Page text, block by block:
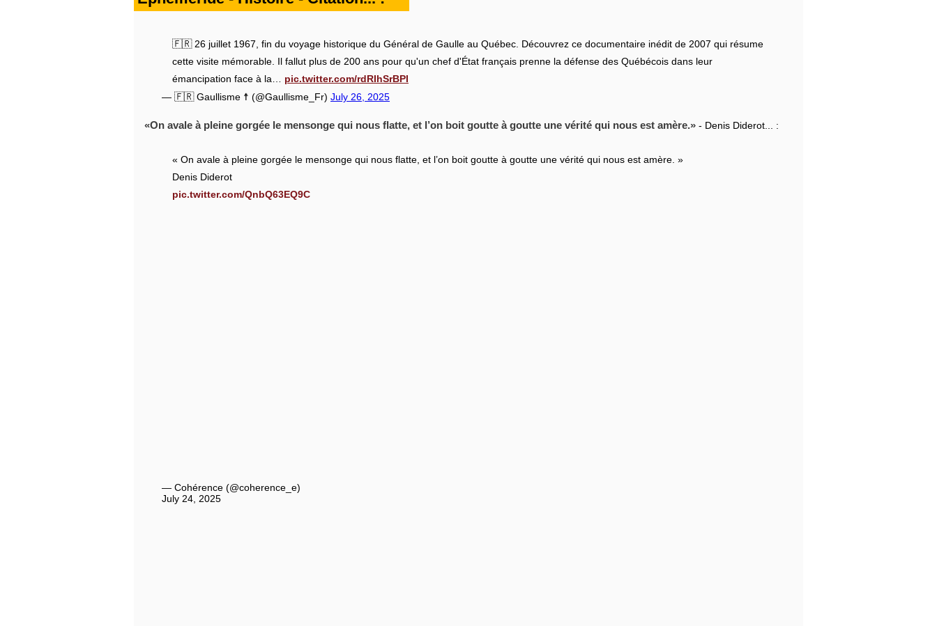
🇫🇷 26 juillet 1967, fin du voyage historique du Général de Gaulle au Québec. Découvrez ce documentaire inédit de 2007 qui résume
cette visite mémorable. Il fallut plus de 200 ans pour qu'un chef d'État français prenne la défense des Québécois dans leur
émancipation face à la… pic.twitter.com/rdRIhSrBPI
— 🇫🇷 Gaullisme ☨ (@Gaullisme_Fr) July 26, 2025
On avale à pleine gorgée le mensonge qui nous flatte, et l’on boit goutte à goutte une vérité qui nous est amère. - Denis Diderot... :
« On avale à pleine gorgée le mensonge qui nous flatte, et l’on boit goutte à goutte une vérité qui nous est amère. »
Denis Diderot
pic.twitter.com/QnbQ63EQ9C
— Cohérence (@coherence_e)
July 24, 2025